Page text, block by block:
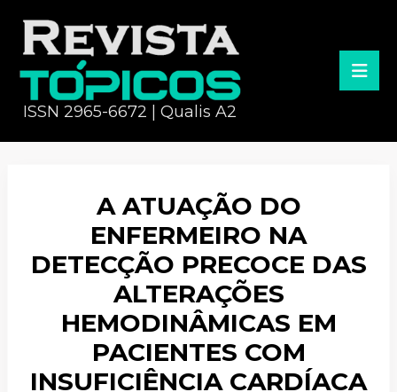
ISSN 2965-6672 | Qualis A2
A ATUAÇÃO DO
ENFERMEIRO NA
DETECÇÃO PRECOCE DAS
ALTERAÇÕES
HEMODINÂMICAS EM
PACIENTES COM
INSUFICIÊNCIA CARDÍACA